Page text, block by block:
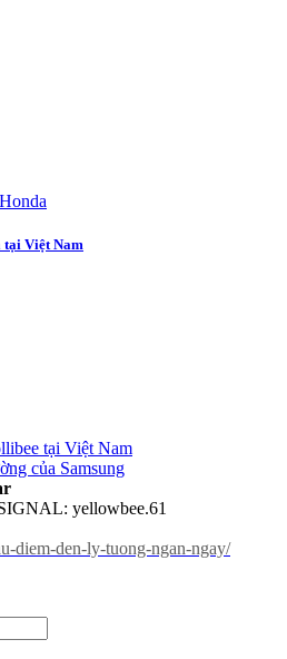
tại Việt Nam
tại Việt Nam
của Samsung
yellowbee.61
diem-den-ly-tuong-ngan-ngay/